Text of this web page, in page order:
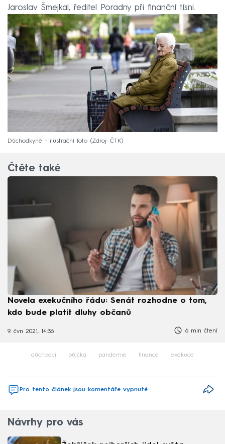
Jaroslav Šmejkal, ředitel Poradny při finanční tísni.
Důchodkyně - ilustrační foto Zdroj: ČTK
Čtěte také
Novela exekučního řádu: Senát rozhodne o tom,
kdo bude platit dluhy občanů
9. čvn 2021, 14:36 6 min čtení
důchodci půjčka pandemie finance exekuce
Pro tento článek jsou komentáře vypnuté
Návrhy pro vás